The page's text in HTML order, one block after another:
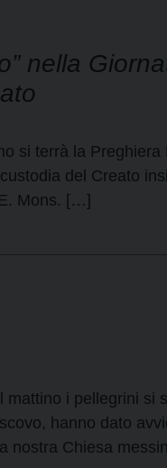
nella
si terrà la Preghiera
del Creato
Mons. […]
i pellegrini si
hanno dato
nostra Chiesa